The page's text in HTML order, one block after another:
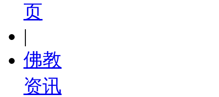
页
|
佛教
资讯